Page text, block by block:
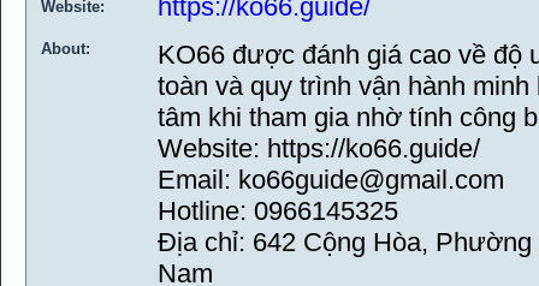
Website: https://ko66.guide/
About:
KO66 được đánh giá cao về độ
toàn và quy trình vận hành
tâm khi tham gia nhờ tính công
Website: https://ko66.guide/
Email: ko66guide@gmail.com
Hotline: 0966145325
Địa chỉ: 642 Cộng Hòa,
Nam